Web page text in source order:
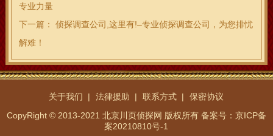
专业力量
下一篇：
侦探调查公司,这里有!–专业侦探调查公司，为您排忧
解难！
关于我们 法律援助 联系方式
保密协议
CopyRight © 2013-2021 北京川页侦探网 版权所有 备案号：京ICP备
案20210810号-1